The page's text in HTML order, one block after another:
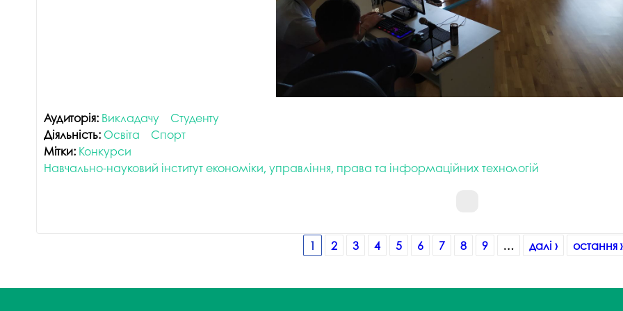
Аудиторія: Викладачу
Студенту
Діяльність: Освіта
Спорт
Мітки: Конкурси
Навчально-науковий інститут економіки, управління, права та інформаційних технологій
1 2 3 4 5 6 7 8 9 … далі › остання